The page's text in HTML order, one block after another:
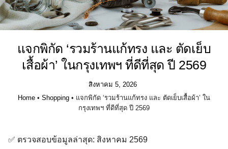
แจกพิกัด ‘รวมร้านแก้ทรง และ ตัดเย็บ
เสื้อผ้า’ ในกรุงเทพฯ ที่ดีที่สุด ปี 2569
สิงหาคม 5, 2026
Home • Shopping • แจกพิกัด ‘รวมร้านแก้ทรง และ ตัดเย็บเสื้อผ้า’ ใน
กรุงเทพฯ ที่ดีที่สุด ปี 2569
✅ ตรวจสอบข้อมูลล่าสุด: สิงหาคม 2569